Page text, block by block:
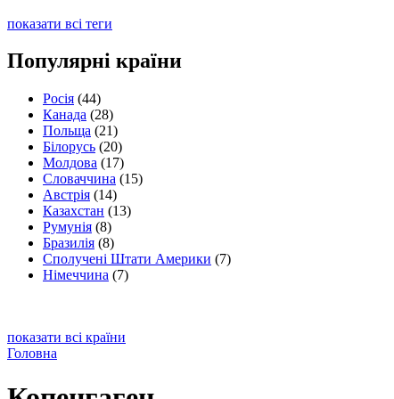
показати всі теги
Популярні країни
Росія (44)
Канада (28)
Польща (21)
Білорусь (20)
Молдова (17)
Словаччина (15)
Австрія (14)
Казахстан (13)
Румунія (8)
Бразилія (8)
Сполучені Штати Америки (7)
Німеччина (7)
показати всі країни
Головна